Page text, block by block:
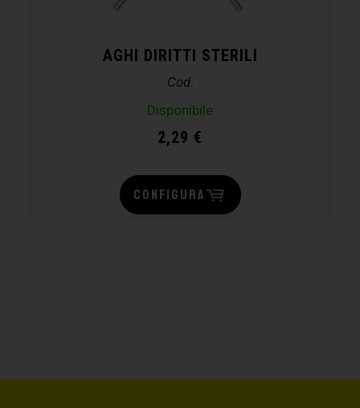
AGHI DIRITTI STERILI
Cod.
Disponibile
2,29 €
CONFIGURA